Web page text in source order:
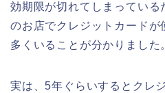
効期限が切れてしまってい
のお店でクレジットカードが
多くいることが分かりました
実は、5年ぐらいするとクレ